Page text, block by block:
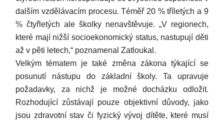
dalším vzdělávacím procesu. Téměř 20 % tříletých a 9
% čtyřletých ale školky nenavštěvuje. „V regionech,
které mají nižší socioekonomický status, nastupují děti
až v pěti letech,“ poznamenal Zatloukal.
Velkým tématem je také změna zákona týkající se
posunutí nástupu do základní školy. Ta upravuje
požadavky, za nichž je možné docházku odložit.
Rozhodující zůstávají pouze objektivní důvody, jako
jsou zdravotní stav či fyzický vývoj dítěte, které musí